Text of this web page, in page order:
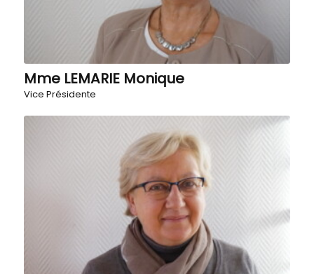
Mme LEMARIE Monique
Vice Présidente